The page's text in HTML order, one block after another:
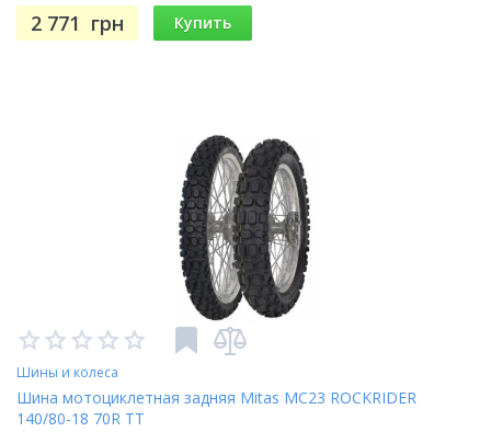
2 771 грн Купить
Шины и колеса
Шина мотоциклетная задняя Mitas MC23 ROCKRIDER
140/80-18 70R TT